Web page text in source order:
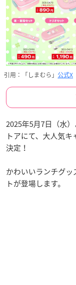
引用：「しまむら」 公式X
2025年5月7日（水
トアにて、大人気
決定！
かわいいランチグ
トが登場します。